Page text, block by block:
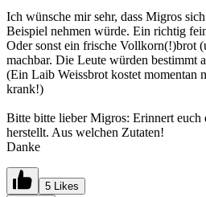
Ich wünsche mir sehr, dass Migros
Beispiel nehmen würde. Ein richtig
Oder sonst ein frische Vollkorn(!)brot
machbar. Die Leute würden bestimmt
(Ein Laib Weissbrot kostet momentan
krank!)
Bitte bitte lieber Migros: Erinnert
herstellt. Aus welchen Zutaten!
Danke
5 Likes